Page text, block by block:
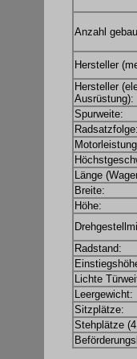
Anzahl
Hersteller
Hersteller
Ausrüstung):
Spurweite:
Radsatzfolge:
Länge
Breite:
Höhe:
Radstand:
Lichte
Leergewicht:
Sitzplätze:
Stehplätze